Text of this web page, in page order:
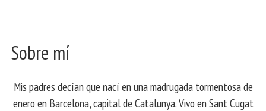
Sobre mí
Mis padres decían que nací en una madrugada tormentosa de
enero en Barcelona, ​​capital de Catalunya. Vivo en Sant Cugat